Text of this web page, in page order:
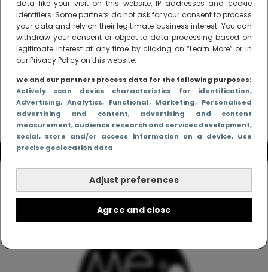
data like your visit on this website, IP addresses and cookie
identifiers. Some partners do not ask for your consent to process
your data and rely on their legitimate business interest. You can
withdraw your consent or object to data processing based on
legitimate interest at any time by clicking on “Learn More” or in
our Privacy Policy on this website.
We and our partners process data for the following purposes:
Actively scan device characteristics for identification,
Advertising, Analytics, Functional, Marketing, Personalised
advertising and content, advertising and content
measurement, audience research and services development,
Social, Store and/or access information on a device, Use
precise geolocation data
Adjust preferences
Agree and close